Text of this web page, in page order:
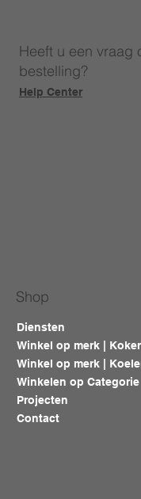
Help Center
Heeft u een vraag
bestelling?
Diensten
Winkel op merk |
Winkel op merk |
Winkelen op Categorie
Projecten
Contact
Shop